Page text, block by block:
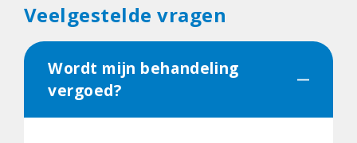
Veelgestelde vragen
Wordt mijn behandeling
vergoed?